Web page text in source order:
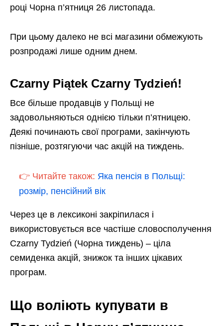
році Чорна п’ятниця 26 листопада.
При цьому далеко не всі магазини обмежують
розпродажі лише одним днем.
Czarny Piątek Czarny Tydzień!
Все більше продавців у Польщі не
задовольняються однією тільки п’ятницею.
Деякі починають свої програми, закінчують
пізніше, розтягуючи час акцій на тиждень.
👉 Читайте також: Яка пенсія в Польщі:
розмір, пенсійний вік
Через це в лексиконі закріпилася і
використовується все частіше словосполучення
Czarny Tydzień (Чорна тиждень) – ціла
семиденка акцій, знижок та інших цікавих
програм.
Що воліють купувати в